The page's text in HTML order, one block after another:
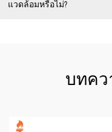
แวดล้อมหรือไม่?
บทคว